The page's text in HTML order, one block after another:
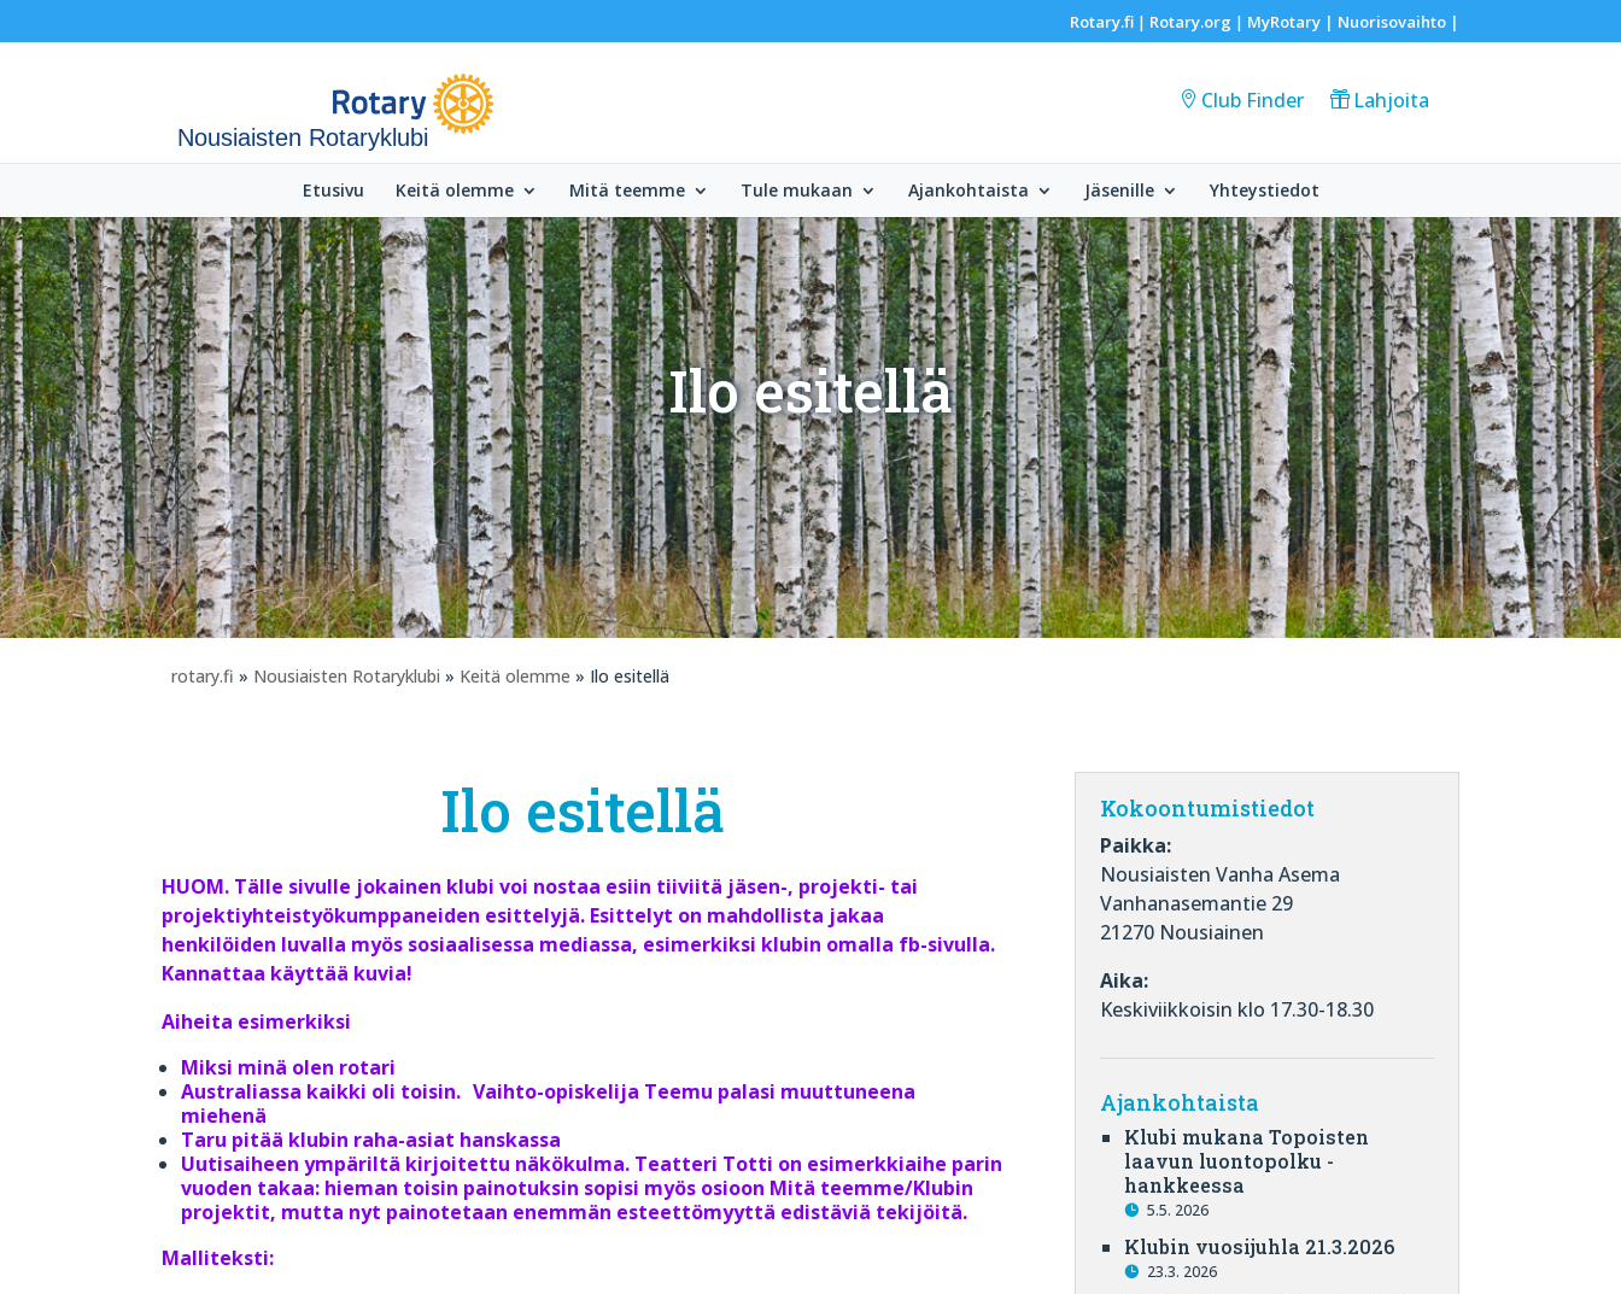
Rotary.fi| Rotary.org | MyRotary | Nuorisovaihto|
Nousiaisten Rotaryklubi
Club Finder Lahjoita
Etusivu Keitä olemme Mitä teemme Tule mukaan Ajankohtaista Jäsenille Yhteystiedot
Ilo esitellä
rotary.fi » Nousiaisten Rotaryklubi » Keitä olemme » Ilo esitellä
Ilo esitellä
HUOM. Tälle sivulle jokainen klubi voi nostaa esiin tiiviitä jäsen-, projekti- tai
projektiyhteistyökumppaneiden esittelyjä. Esittelyt on mahdollista jakaa
henkilöiden luvalla myös sosiaalisessa mediassa, esimerkiksi klubin omalla fb-sivulla.
Kannattaa käyttää kuvia!
Aiheita esimerkiksi
Miksi minä olen rotari
Australiassa kaikki oli toisin. Vaihto-opiskelija Teemu palasi muuttuneena
miehenä
Taru pitää klubin raha-asiat hanskassa
Uutisaiheen ympäriltä kirjoitettu näkökulma. Teatteri Totti on esimerkkiaihe parin
vuoden takaa: hieman toisin painotuksin sopisi myös osioon Mitä teemme/Klubin
projektit, mutta nyt painotetaan enemmän esteettömyyttä edistäviä tekijöitä.
Malliteksti:
Kokoontumistiedot
Paikka:
Nousiaisten Vanha Asema
Vanhanasemantie 29
21270 Nousiainen
Aika:
Keskiviikkoisin klo 17.30-18.30
Ajankohtaista
Klubi mukana Topoisten
laavun luontopolku -
hankkeessa
5.5. 2026
Klubin vuosijuhla 21.3.2026
23.3. 2026